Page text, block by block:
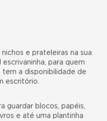
e prateleiras na sua
para quem
tem a disponibilidade de
escritório.
guardar blocos, papéis,
e até uma plantinha